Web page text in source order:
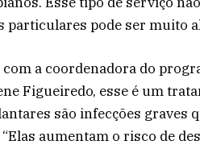
particulares pode ser muito
a coordenadora do
Figueiredo, esse é um
são infecções graves
aumentam o risco de